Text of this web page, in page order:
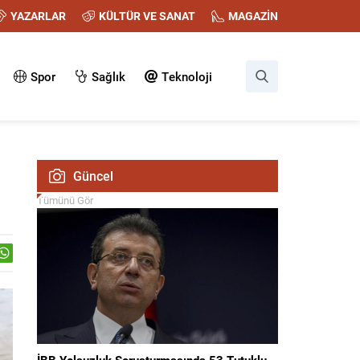
YAZARLAR KÜLTÜR VE SANAT MAGAZİN
Spor Sağlık Teknoloji
Güncel
Tümünü Gör